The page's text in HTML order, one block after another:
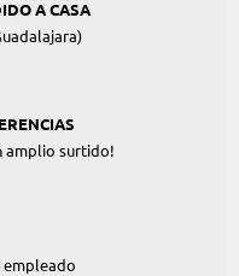
A CASA
amplio surtido!
empleado